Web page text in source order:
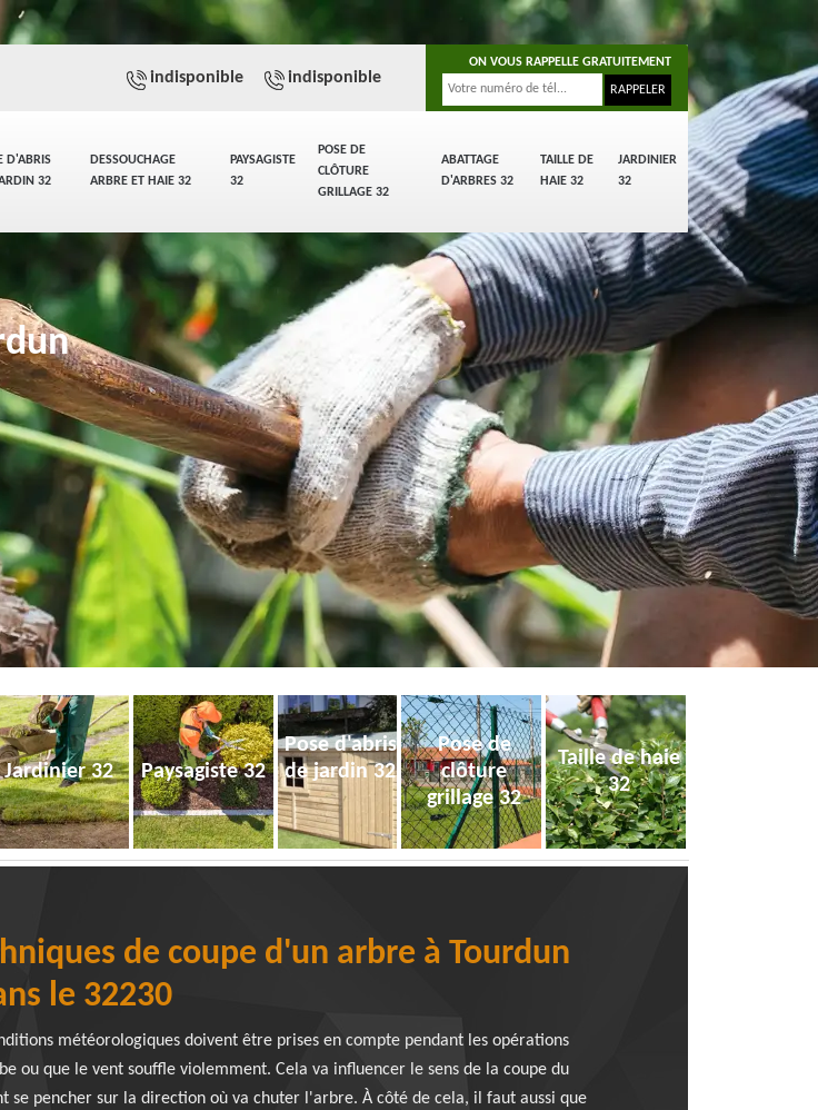
D'ABRIS
32
DESSOUCHAGE
ARBRE ET HAIE 32
PAYSAGISTE
32
POSE DE
CLÔTURE
GRILLAGE 32
ABATTAGE
D'ARBRES 32
TAILLE DE
HAIE 32
JARDINIER
32
indisponible indisponible
ON VOUS RAPPELLE GRATUITEMENT
Jardinier 32 Paysagiste 32
Pose d'abris
de jardin 32
Pose de
clôture
grillage 32
Taille de haie
32
de coupe d'un arbre à Tourdun
le 32230
météorologiques doivent être prises en compte pendant les opérations
ou que le vent souffle violemment. Cela va influencer le sens de la coupe du
se pencher sur la direction où va chuter l'arbre. À côté de cela, il faut aussi que